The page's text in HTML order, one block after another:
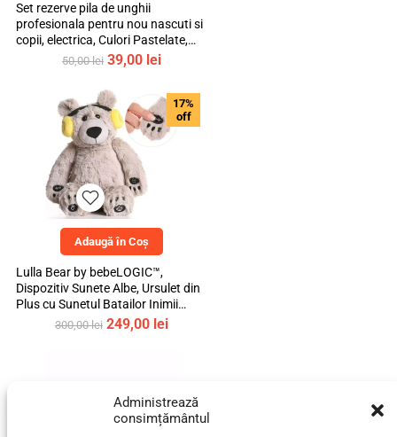
Administrează
consimțământul
Set rezerve pila de unghii
profesionala pentru nou nascuti si
copii, electrica, Culori Pastelate,
mediLOGIC™
50,00lei Prețul
a
fost:
50,00 lei.
39,00 leiPrețul
este:
39,00 lei.
17%
off
Adaugă în Coș
Lulla Bear by bebeLOGIC™,
Dispozitiv Sunete Albe, Ursulet din
Plus cu Sunetul Batailor Inimii
Mamei si Cantece de Leagan
300,00lei Prețul
249,00 leiPrețul